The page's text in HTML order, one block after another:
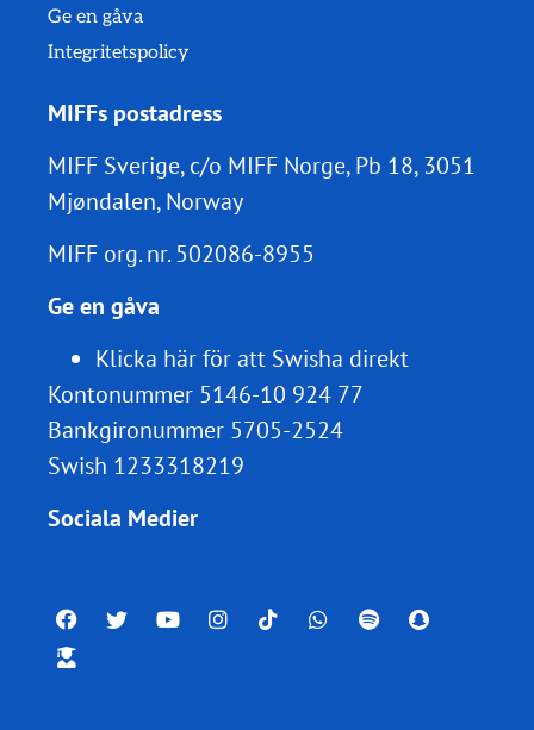
Ge en gåva
Integritetspolicy
MIFFs postadress
MIFF Sverige, c/o MIFF Norge, Pb 18, 3051
Mjøndalen, Norway
MIFF org. nr.502086-8955
Ge en gåva
Klicka här för att Swisha direkt
Kontonummer 5146-10 924 77
Bankgironummer 5705-2524
Swish 1233318219
Sociala Medier